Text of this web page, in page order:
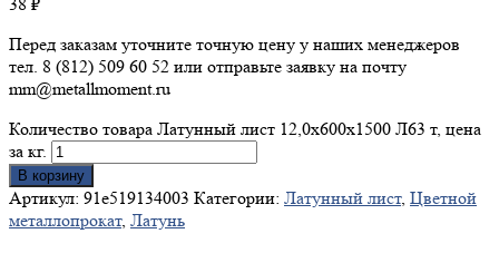
Перед заказам уточните точную цену у наших менеджеров
тел. 8 (812) 509 60 52 или отправьте заявку на почту
mm@metallmoment.ru
Количество товара Латунный лист 12,0х600х1500 Л63 т, цена
за кг.
В корзину
Артикул: 91e519134003 Категории: Латунный лист, Цветной
металлопрокат, Латунь